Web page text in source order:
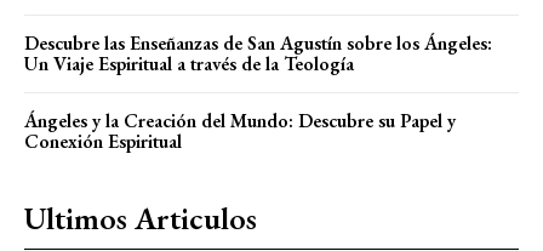
Descubre las Enseñanzas de San Agustín sobre los Ángeles:
Un Viaje Espiritual a través de la Teología
Ángeles y la Creación del Mundo: Descubre su Papel y
Conexión Espiritual
Ultimos Articulos